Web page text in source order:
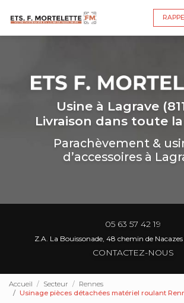
principal
Usine à Lagrave
Livraison dans toute
Parachèvement &
d’accessoires à
05 63 57 42 19
Z.A. La Bouissonade, 48 chemin de Nacazes
CONTACTEZ-NOUS
Accueil Secteur
Rennes
Usinage pièces détachées matériel roulant